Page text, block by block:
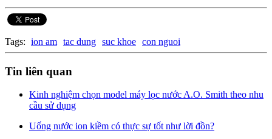
Tags: ion am tac dung suc khoe con nguoi
Tin liên quan
Kinh nghiệm chọn model máy lọc nước A.O. Smith theo nhu
cầu sử dụng
Uống nước ion kiềm có thực sự tốt như lời đồn?